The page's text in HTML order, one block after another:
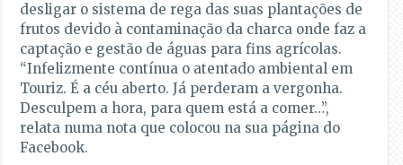
desligar o sistema de rega das suas plantações de
frutos devido à contaminação da charca onde faz a
captação e gestão de águas para fins agrícolas.
“Infelizmente contínua o atentado ambiental em
Touriz. É a céu aberto. Já perderam a vergonha.
Desculpem a hora, para quem está a comer…”,
relata numa nota que colocou na sua página do
Facebook.